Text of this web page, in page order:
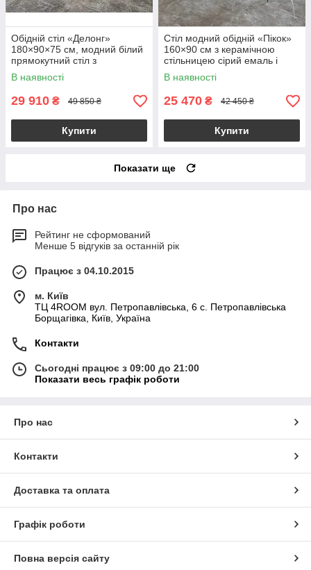
Обідній стіл «Делонг»
180×90×75 см, модний білий
прямокутний стіл з
натурального каменю з
металевою основою
В наявності
29 910 ₴ 49 850 ₴
Купити
Стіл модний обідній «Пікок»
160×90 см з керамічною
стільницею сірий емаль і
золотою металевою ніжкою,
сучасний стиль
В наявності
25 470 ₴ 42 450 ₴
Купити
Показати ще
Про нас
Рейтинг не сформований
Менше 5 відгуків за останній рік
Працює з 04.10.2015
м. Київ
ТЦ 4ROOM вул. Петропавлівська, 6 с. Петропавлівська
Борщагівка, Київ, Україна
Контакти
Сьогодні працює з 09:00 до 21:00
Показати весь графік роботи
Про нас
Контакти
Доставка та оплата
Графік роботи
Повна версія сайту